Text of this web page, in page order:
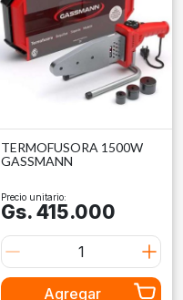
TERMOFUSORA 1500W
GASSMANN
Precio unitario:
Gs. 415.000
Agregar